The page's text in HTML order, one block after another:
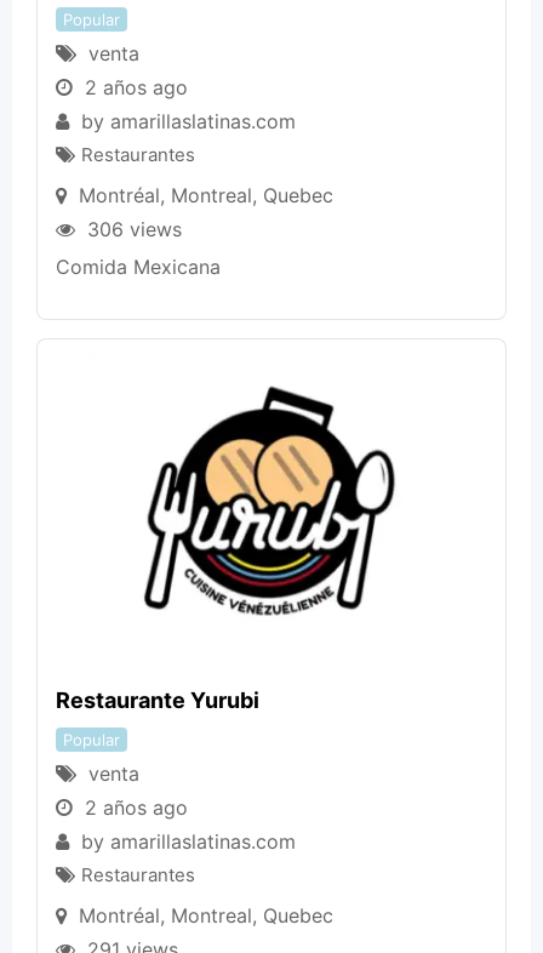
Popular
venta
2 años ago
by amarillaslatinas.com
Restaurantes
Montréal, Montreal, Quebec
306 views
Comida Mexicana
Restaurante Yurubi
Popular
venta
2 años ago
by amarillaslatinas.com
Restaurantes
Montréal, Montreal, Quebec